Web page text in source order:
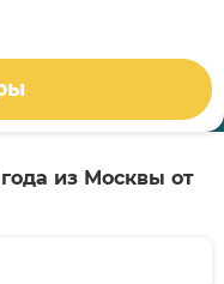
из Москвы от